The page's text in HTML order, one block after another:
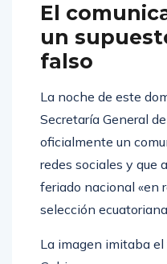
El
un
falso
La noche de este
Secretaría General
oficialmente un
redes sociales y que
feriado nacional «en
selección
La imagen imitaba